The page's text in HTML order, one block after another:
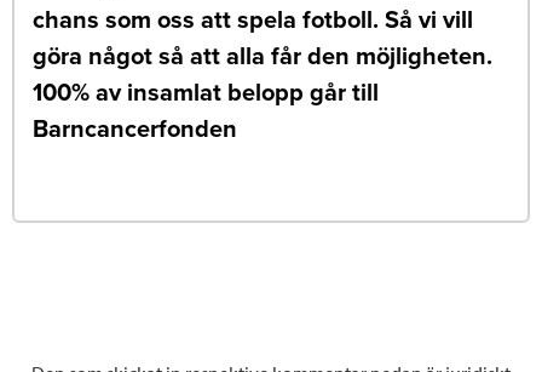
chans som oss att spela fotboll. Så vi vill
göra något så att alla får den möjligheten.
100% av insamlat belopp går till
Barncancerfonden